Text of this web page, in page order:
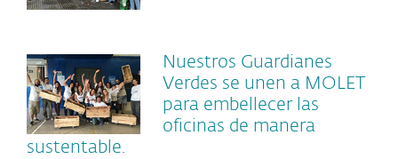
Nuestros Guardianes
Verdes se unen a MOLET
para embellecer las
oficinas de manera
sustentable.